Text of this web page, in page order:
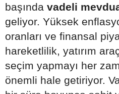
başında vadeli
geliyor. Yüksek
oranları ve finansal
hareketlilik, yatırım
seçim yapmayı her
önemli hale getiriyor.